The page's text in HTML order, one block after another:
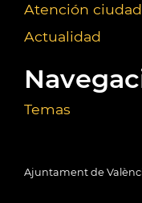
Atención
Actualidad
Temas
Ajuntament de